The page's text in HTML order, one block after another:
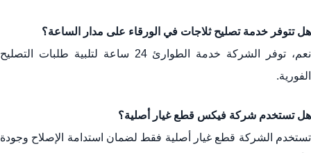
هل تتوفر خدمة تصليح ثلاجات في الورقاء على مدار الساعة؟
نعم، توفر الشركة خدمة الطوارئ 24 ساعة لتلبية طلبات التصليح
الفورية.
هل تستخدم شركة فيكس قطع غيار أصلية؟
تستخدم الشركة قطع غيار أصلية فقط لضمان استدامة الإصلاح وجودة